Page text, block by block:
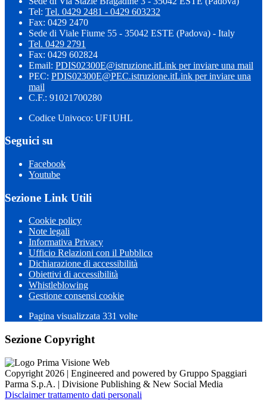
Tel: Tel. 0429 2481 - 0429 603232
Fax: 0429 2470
Sede di Viale Fiume 55 - 35042 ESTE (Padova) - Italy
Tel. 0429 2791
Fax: 0429 602824
Email: PDIS02300E@istruzione.itLink per inviare una mail
PEC: PDIS02300E@PEC.istruzione.itLink per inviare una
mail
C.F.: 91021700280
Codice Univoco: UF1UHL
Seguici su
Facebook
Youtube
Sezione Link Utili
Cookie policy
Note legali
Informativa Privacy
Ufficio Relazioni con il Pubblico
Dichiarazione di accessibilità
Obiettivi di accessibilità
Whistleblowing
Gestione consensi cookie
Pagina visualizzata 331 volte
Sezione Copyright
Copyright 2026 | Engineered and powered by Gruppo Spaggiari
Parma S.p.A. | Divisione Publishing & New Social Media
Disclaimer trattamento dati personali